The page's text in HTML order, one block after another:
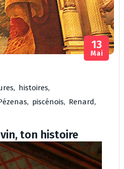
, histoires,
, piscénois, Renard,
13
Mai
ton histoire